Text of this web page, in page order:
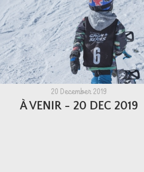
20 December 2019
À VENIR - 20 DEC 2019